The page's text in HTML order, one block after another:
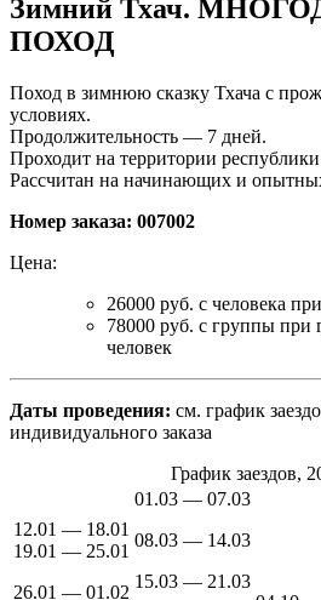
Зимний Тхач.
ПОХОД
Поход в зимнюю сказку Тхача с
условиях.
Продолжительность — 7 дней.
Проходит на территории
Рассчитан на начинающих и
Номер заказа: 007002
Цена:
26000 руб. с человека
78000 руб. с группы при
человек
Даты проведения: см. график
индивидуального заказа
График заездов,
12.01 — 18.01
19.01 — 25.01
26.01 — 01.02
01.03 — 07.03
08.03 — 14.03
15.03 — 21.03